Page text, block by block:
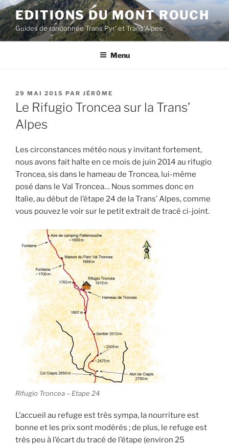
Aller
au
contenu
principal
EDITIONS DU MONT ROUCH
Guides de randonnée Trans Pyr' et Trans'Alpes
Menu
PUBLIÉ
LE
29 MAI 2015 PAR JÉRÔME
Le Rifugio Troncea sur la Trans’
Alpes
Les circonstances météo nous y invitant fortement,
nous avons fait halte en ce mois de juin 2014 au rifugio
Troncea, sis dans le hameau de Troncea, lui-même
posé dans le Val Troncea… Nous sommes donc en
Italie, au début de l’étape 24 de la Trans’ Alpes, comme
vous pouvez le voir sur le petit extrait de tracé ci-joint.
Rifugio Troncea – Etape 24
L’accueil au refuge est très sympa, la nourriture est
bonne et les prix sont modérés ; de plus, le refuge est
très peu à l’écart du tracé de l’étape (environ 25